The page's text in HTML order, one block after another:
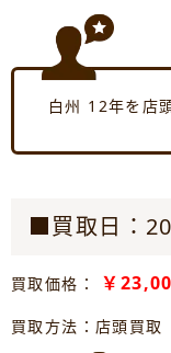
白州 12年を店
■買取日：
買取価格： ￥
買取方法：店頭買取